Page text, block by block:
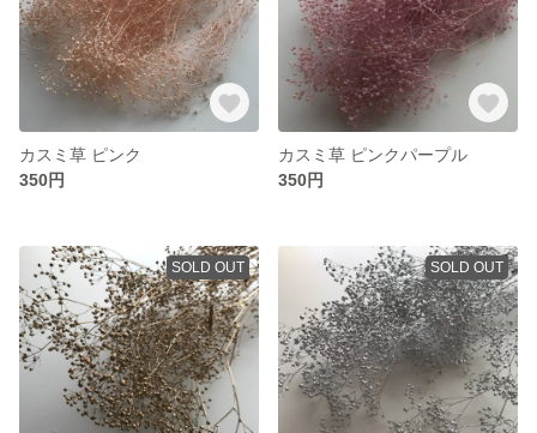
カスミ草 ピンク
350円
カスミ草 ピンクパープル
350円
SOLD OUT SOLD OUT